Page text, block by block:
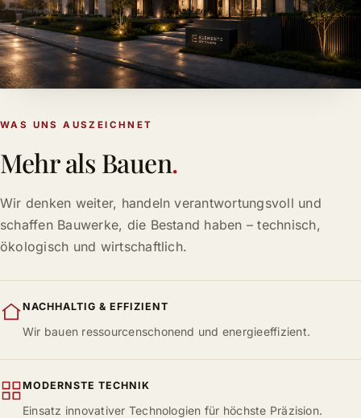
WAS UNS AUSZEICHNET
Mehr als Bauen.
Wir denken weiter, handeln verantwortungsvoll und
schaffen Bauwerke, die Bestand haben – technisch,
ökologisch und wirtschaftlich.
NACHHALTIG & EFFIZIENT
Wir bauen ressourcenschonend und energieeffizient.
MODERNSTE TECHNIK
Einsatz innovativer Technologien für höchste Präzision.